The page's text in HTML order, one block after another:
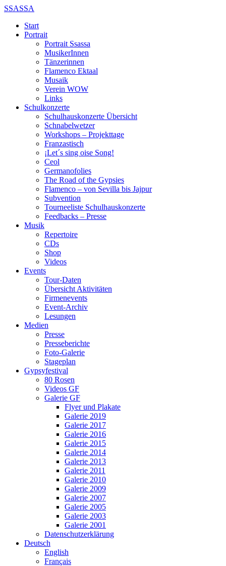
SSASSA
Start
Portrait
Portrait Ssassa
MusikerInnen
Tänzerinnen
Flamenco Ektaal
Musaik
Verein WOW
Links
Schulkonzerte
Schulhauskonzerte Übersicht
Schnabelwetzer
Workshops – Projekttage
Franzastisch
¡Let´s sing oise Song!
Ceol
Germanofolies
The Road of the Gypsies
Flamenco – von Sevilla bis Jajpur
Subvention
Tourneeliste Schulhauskonzerte
Feedbacks – Presse
Musik
Repertoire
CDs
Shop
Videos
Events
Tour-Daten
Übersicht Aktivitäten
Firmenevents
Event-Archiv
Lesungen
Medien
Presse
Presseberichte
Foto-Galerie
Stageplan
Gypsyfestival
80 Rosen
Videos GF
Galerie GF
Flyer und Plakate
Galerie 2019
Galerie 2017
Galerie 2016
Galerie 2015
Galerie 2014
Galerie 2013
Galerie 2011
Galerie 2010
Galerie 2009
Galerie 2007
Galerie 2005
Galerie 2003
Galerie 2001
Datenschutzerklärung
Deutsch
English
Français